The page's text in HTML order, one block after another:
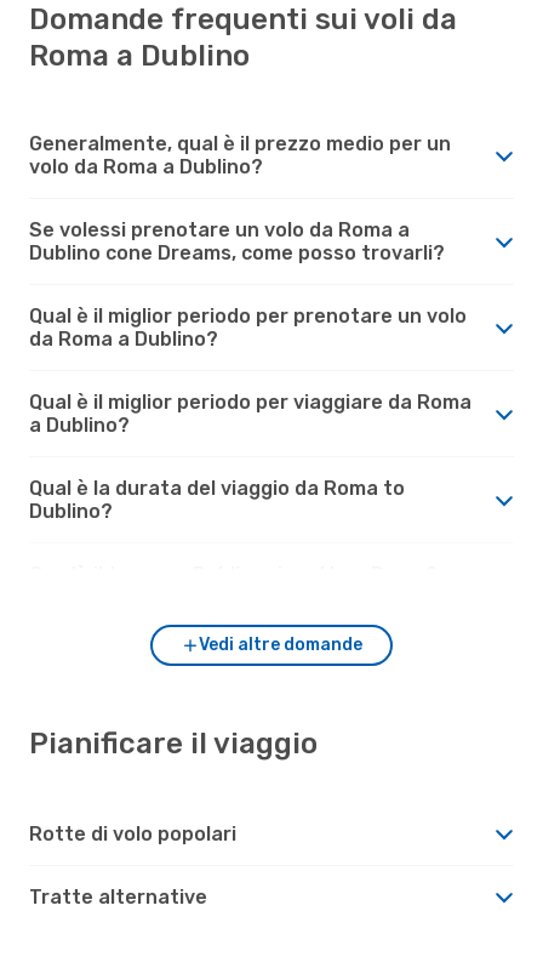
Domande frequenti sui voli da
Roma a Dublino
Generalmente, qual è il prezzo medio per un
volo da Roma a Dublino?
Se volessi prenotare un volo da Roma a
Dublino cone Dreams, come posso trovarli?
Qual è il miglior periodo per prenotare un volo
da Roma a Dublino?
Qual è il miglior periodo per viaggiare da Roma
a Dublino?
Qual è la durata del viaggio da Roma to
Dublino?
Vedi altre domande
Pianificare il viaggio
Rotte di volo popolari
Tratte alternative